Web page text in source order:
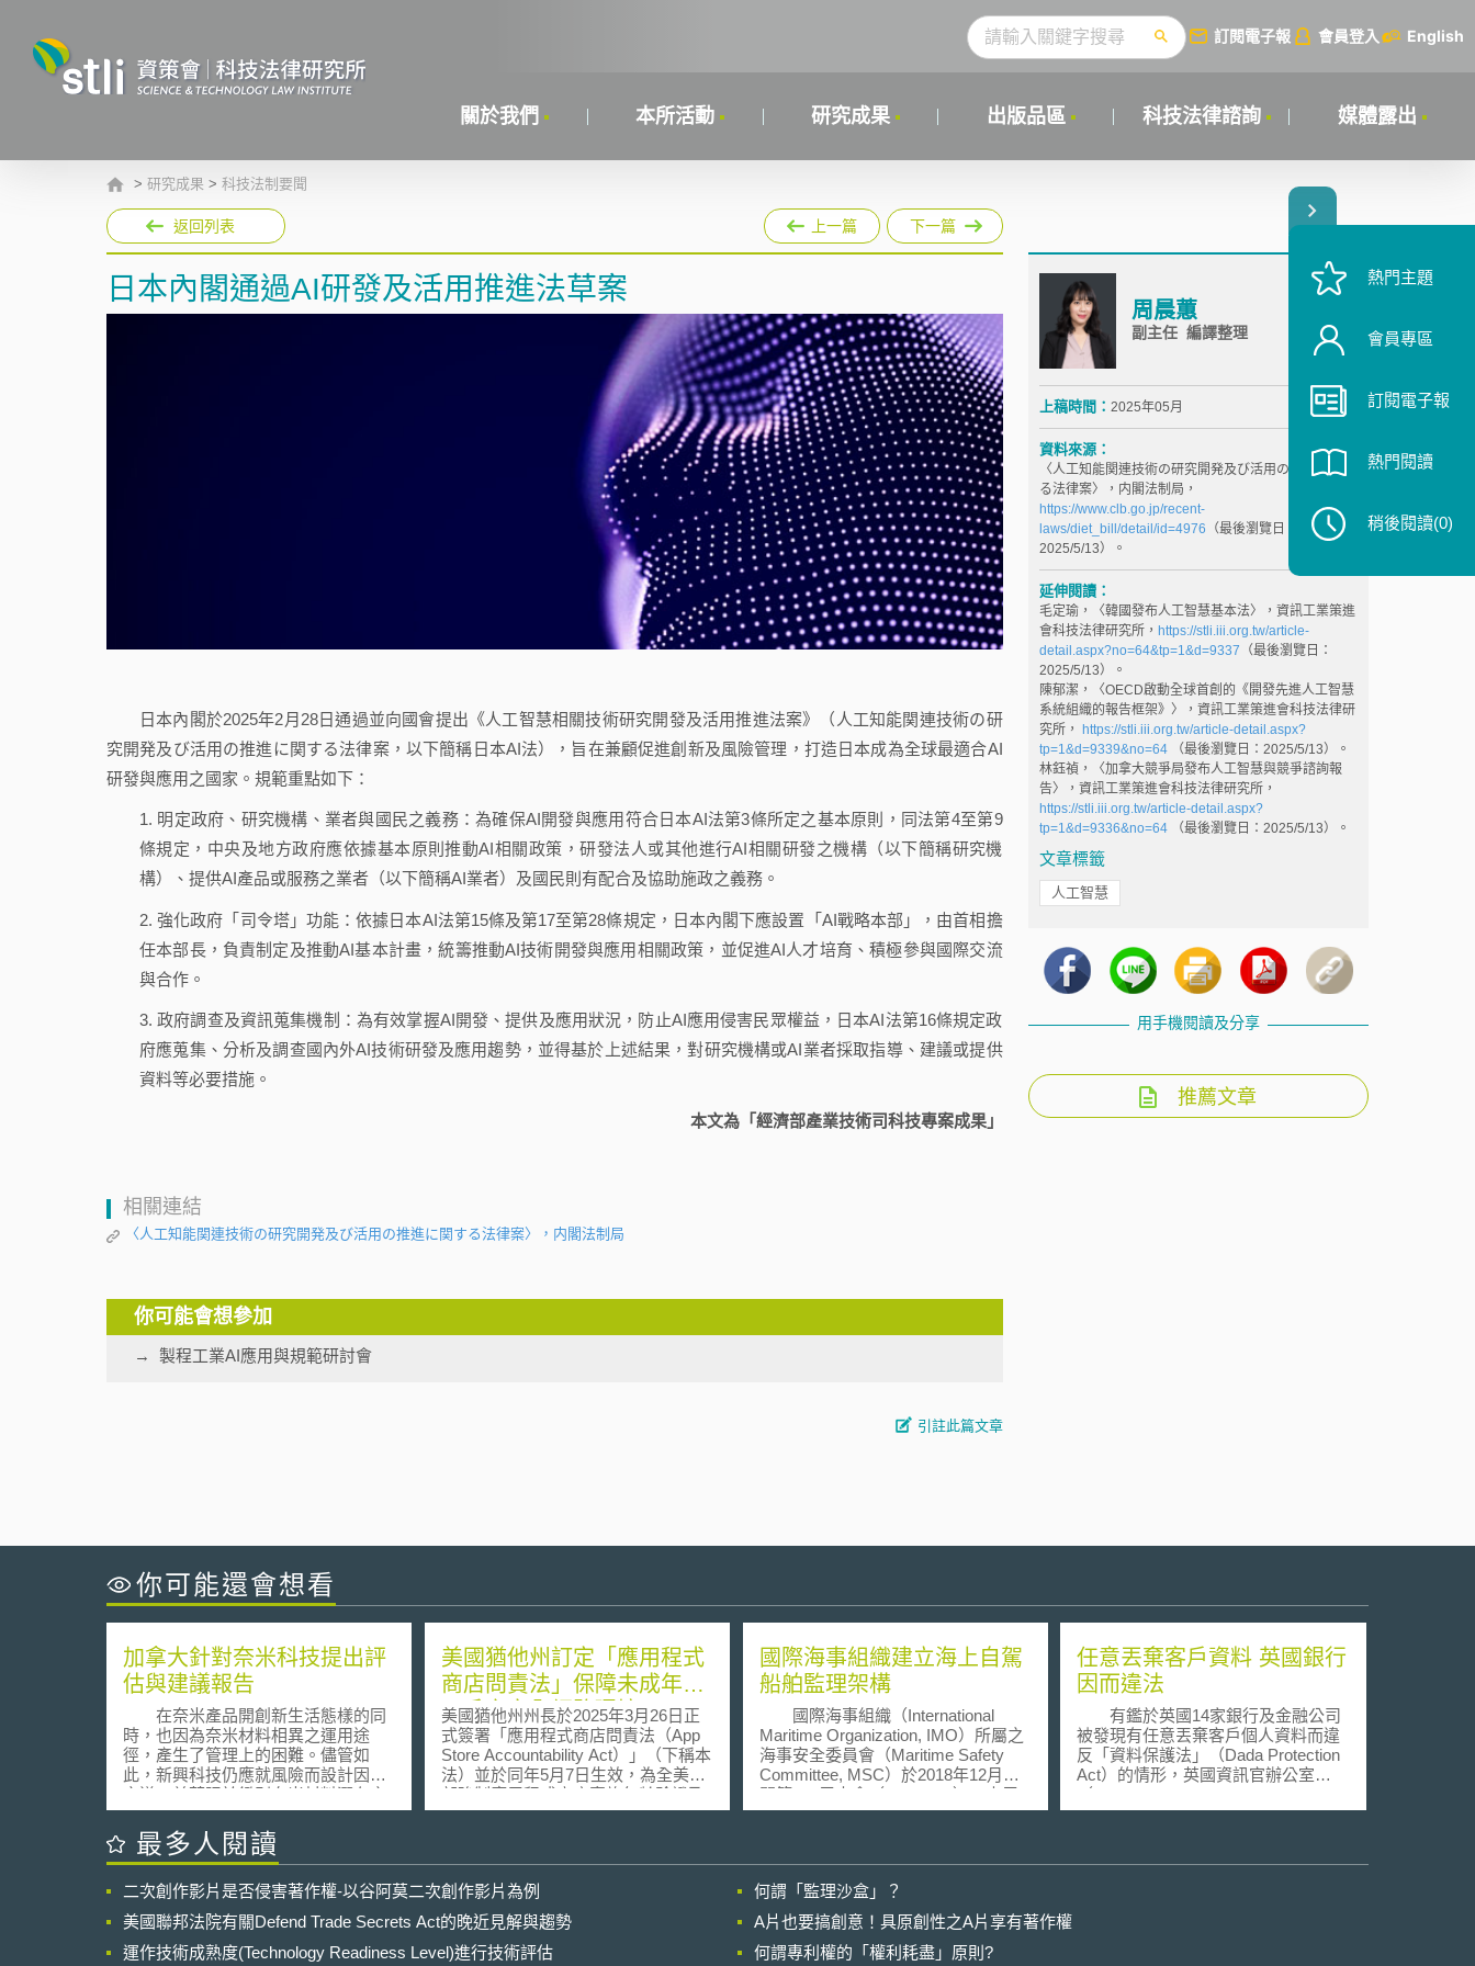
訂閱電子報 會員登入 English
關於我們 本所活動 研究成果 出版品區 科技法律諮詢 媒體露出
> 研究成果 > 科技法制要聞
返回列表 上一篇 下一篇
日本內閣通過AI研發及活用推進法草案
日本內閣於2025年2月28日通過並向國會提出《人工智慧相關技術研究開發及活用推進法案》（人工知能関連技術の研
究開発及び活用の推進に関する法律案，以下簡稱日本AI法），旨在兼顧促進創新及風險管理，打造日本成為全球最適合AI
研發與應用之國家。規範重點如下：
1. 明定政府、研究機構、業者與國民之義務：為確保AI開發與應用符合日本AI法第3條所定之基本原則，同法第4至第9
條規定，中央及地方政府應依據基本原則推動AI相關政策，研發法人或其他進行AI相關研發之機構（以下簡稱研究機
構）、提供AI產品或服務之業者（以下簡稱AI業者）及國民則有配合及協助施政之義務。
2. 強化政府「司令塔」功能：依據日本AI法第15條及第17至第28條規定，日本內閣下應設置「AI戰略本部」，由首相擔
任本部長，負責制定及推動AI基本計畫，統籌推動AI技術開發與應用相關政策，並促進AI人才培育、積極參與國際交流
與合作。
3. 政府調查及資訊蒐集機制：為有效掌握AI開發、提供及應用狀況，防止AI應用侵害民眾權益，日本AI法第16條規定政
府應蒐集、分析及調查國內外AI技術研發及應用趨勢，並得基於上述結果，對研究機構或AI業者採取指導、建議或提供
資料等必要措施。
本文為「經濟部產業技術司科技專案成果」
相關連結
〈人工知能関連技術の研究開発及び活用の推進に関する法律案〉，内閣法制局
你可能會想參加
製程工業AI應用與規範研討會
引註此篇文章
周晨蕙
副主任 編譯整理
上稿時間： 2025年05月
資料來源：
〈人工知能関連技術の研究開発及び活用の推進に関す
る法律案〉，内閣法制局，
https://www.clb.go.jp/recent-
laws/diet_bill/detail/id=4976 （最後瀏覽日：
2025/5/13）。
延伸閱讀：
毛定瑜，〈韓國發布人工智慧基本法〉，資訊工業策進
會科技法律研究所， https://stli.iii.org.tw/article-
detail.aspx?no=64&tp=1&d=9337 （最後瀏覽日：
2025/5/13）。
陳郁潔，〈OECD啟動全球首創的《開發先進人工智慧
系統組織的報告框架》〉，資訊工業策進會科技法律研
究所，
https://stli.iii.org.tw/article-detail.aspx?
tp=1&d=9339&no=64（最後瀏覽日：2025/5/13）。
林鈺禎，〈加拿大競爭局發布人工智慧與競爭諮詢報
告〉，資訊工業策進會科技法律研究所，
https://stli.iii.org.tw/article-detail.aspx?
tp=1&d=9336&no=64（最後瀏覽日：2025/5/13）。
文章標籤
人工智慧
用手機閱讀及分享
推薦文章
你可能還會想看
加拿大針對奈米科技提出評
估與建議報告
在奈米產品開創新生活態樣的同
時，也因為奈米材料相異之運用途
徑，產生了管理上的困難。儘管如
此，新興科技仍應就風險而設計因應
之道，並著眼於鑑別奈米材料潛在之
危險性、瞭解人體暴露於奈米微粒環
境之程度，以及確認適當之評估策
略。 加拿大學術議會(Council of
佈奈米研究報告「微小即不同：由科
學觀點看奈米法制之挑戰(Small is
Different: A Science Perspective on
the Regulatory Challenges of the
美國猶他州訂定「應用程式
商店問責法」保障未成年人
用戶之安全網路環境
美國猶他州州長於2025年3月26日正
式簽署「應用程式商店問責法（App
Store Accountability Act）」（下稱本
法）並於同年5月7日生效，為全美首
部強制應用程式商店實施年齡驗證及
家長同意機制的州法，其核心目標為
齡，若確認為未成年人，其帳戶必須
與經過驗證的「家長帳戶」相關聯，
未成年人下載或購買應用程式前，供
應商須自家長處獲得「可驗證的同
國際海事組織建立海上自駕
船舶監理架構
國際海事組織（International
Maritime Organization, IMO）所屬之
海事安全委員會（Maritime Safety
Committee, MSC）於2018年12月召
開第100屆大會（MSC 100），本屆
會議批准海上自駕船舶監管架構，要
Surface Ships, MASS）及是否妨礙其
運作與航行；或 是否適用於海事海上
自駕船舶且不妨礙其運作；或 是否適
用於海事海上自駕船舶且不妨礙其運
任意丟棄客戶資料 英國銀行
因而違法
有鑑於英國14家銀行及金融公司
被發現有任意丟棄客戶個人資料而違
反「資料保護法」（Dada Protection
Act）的情形，英國資訊官辦公室
（Information Commissioner´s
Office，ICO）於2007年3月17日要求
最多人閱讀
二次創作影片是否侵害著作權-以谷阿莫二次創作影片為例
何謂「監理沙盒」？
美國聯邦法院有關Defend Trade Secrets Act的晚近見解與趨勢
A片也要搞創意！具原創性之A片享有著作權
運作技術成熟度(Technology Readiness Level)進行技術評估
何謂專利權的「權利耗盡」原則?
熱門主題
會員專區
訂閱電子報
熱門閱讀
稍後閱讀(0)